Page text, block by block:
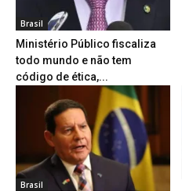
Brasil
Ministério Público fiscaliza
todo mundo e não tem
código de ética,...
Brasil